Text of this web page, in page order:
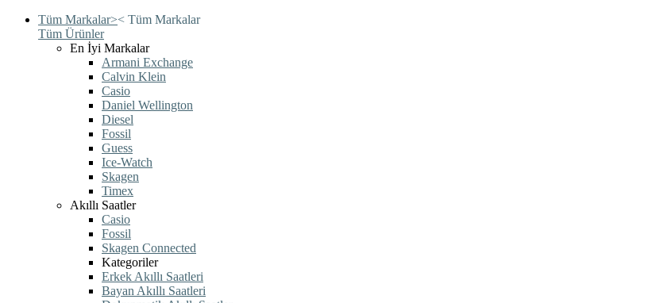
Tüm Markalar>< Tüm Markalar
Tüm Ürünler
En İyi Markalar
Armani Exchange
Calvin Klein
Casio
Daniel Wellington
Diesel
Fossil
Guess
Ice-Watch
Skagen
Timex
Akıllı Saatler
Casio
Fossil
Skagen Connected
Kategoriler
Erkek Akıllı Saatleri
Bayan Akıllı Saatleri